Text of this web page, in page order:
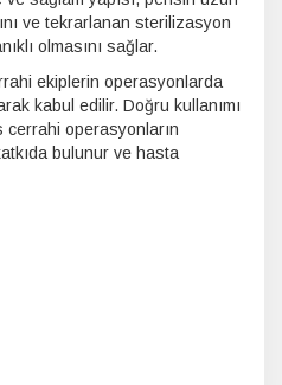
ve tekrarlanan sterilizasyon
olmasını sağlar.
ekiplerin operasyonlarda
kabul edilir. Doğru kullanımı
cerrahi operasyonların
bulunur ve hasta